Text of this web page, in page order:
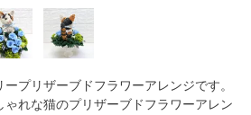
プリザーブドフラワーアレンジです。
れな猫のプリザーブドフラワーアレン